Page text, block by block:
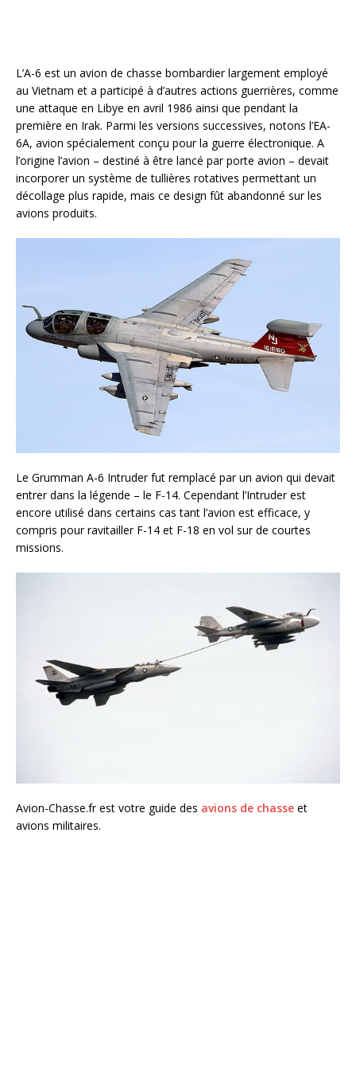
L’A-6 est un avion de chasse bombardier largement employé
au Vietnam et a participé à d’autres actions guerrières, comme
une attaque en Libye en avril 1986 ainsi que pendant la
première en Irak. Parmi les versions successives, notons l’EA-
6A, avion spécialement conçu pour la guerre électronique. A
l’origine l’avion – destiné à être lancé par porte avion – devait
incorporer un système de tullières rotatives permettant un
décollage plus rapide, mais ce design fût abandonné sur les
avions produits.
Le Grumman A-6 Intruder fut remplacé par un avion qui devait
entrer dans la légende – le F-14. Cependant l’Intruder est
encore utilisé dans certains cas tant l’avion est efficace, y
compris pour ravitailler F-14 et F-18 en vol sur de courtes
missions.
Avion-Chasse.fr est votre guide des avions de chasse et
avions militaires.